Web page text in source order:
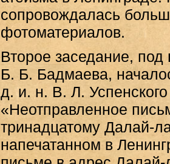
сопровождалась
фотоматериалов.
Второе заседание, под
Б. Б. Бадмаева,
д. и. н. В. Л.
«Неотправленное
тринадцатому Далай-
напечатанном в